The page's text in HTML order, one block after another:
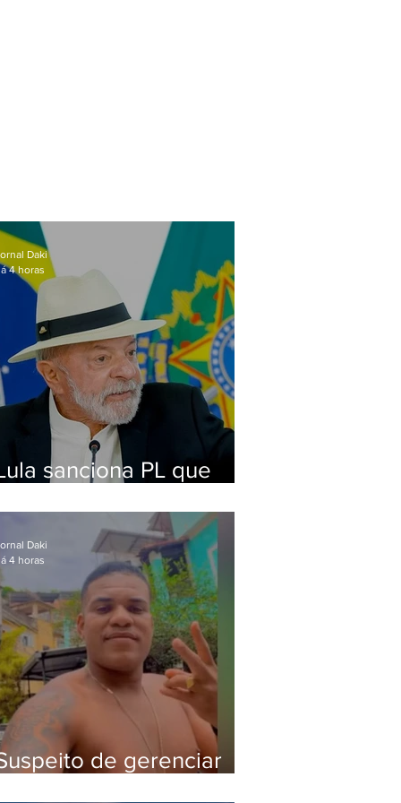
sanciona PL que
contra crianças
Daki
4 horas
de gerenciar
Daki
4 horas